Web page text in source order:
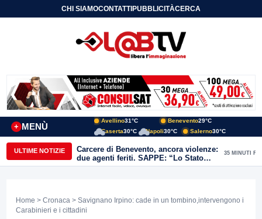
CHI SIAMOCONTATTIPUBBLICITÀCERCA
MENÙ
+
Avellino31°C Benevento29°C
Caserta30°C Napoli30°C Salerno30°C
ULTIME NOTIZIE
Carcere di Benevento, ancora violenze:
due agenti feriti. SAPPE: “Lo Stato
non può arretrare”
35 MINUTI FA
Home > Cronaca > Savignano Irpino: cade in un tombino,intervengono i
Carabinieri e i cittadini